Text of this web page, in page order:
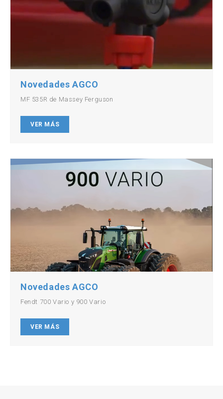
Novedades AGCO
MF 535R de Massey Ferguson
VER MÁS
Novedades AGCO
Fendt 700 Vario y 900 Vario
VER MÁS